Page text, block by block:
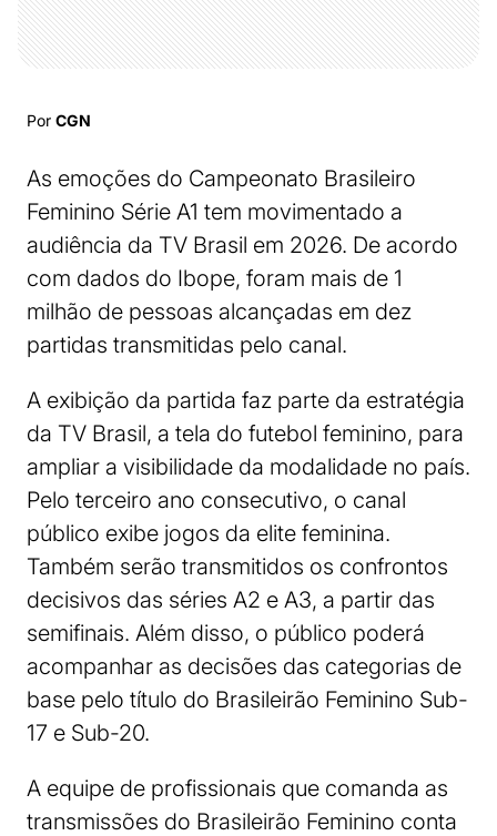
Por CGN
As emoções do Campeonato Brasileiro
Feminino Série A1 tem movimentado a
audiência da TV Brasil em 2026. De acordo
com dados do Ibope, foram mais de 1
milhão de pessoas alcançadas em dez
partidas transmitidas pelo canal.
A exibição da partida faz parte da estratégia
da TV Brasil, a tela do futebol feminino, para
ampliar a visibilidade da modalidade no país.
Pelo terceiro ano consecutivo, o canal
público exibe jogos da elite feminina.
Também serão transmitidos os confrontos
decisivos das séries A2 e A3, a partir das
semifinais. Além disso, o público poderá
acompanhar as decisões das categorias de
base pelo título do Brasileirão Feminino Sub-
17 e Sub-20.
A equipe de profissionais que comanda as
transmissões do Brasileirão Feminino conta